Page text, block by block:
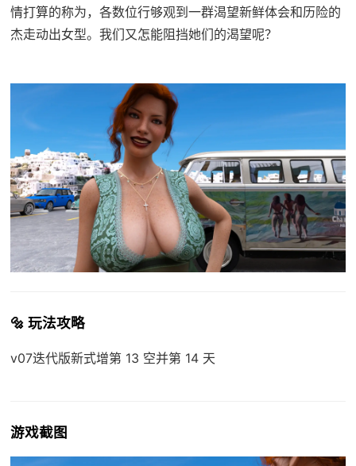
情打算的称为，各数位行够观到一群渴望新鲜体会和历险的
杰走动出女型。我们又怎能阻挡她们的渴望呢？
🔩 玩法攻略
v07迭代版新式增第 13 空并第 14 天
游戏截图